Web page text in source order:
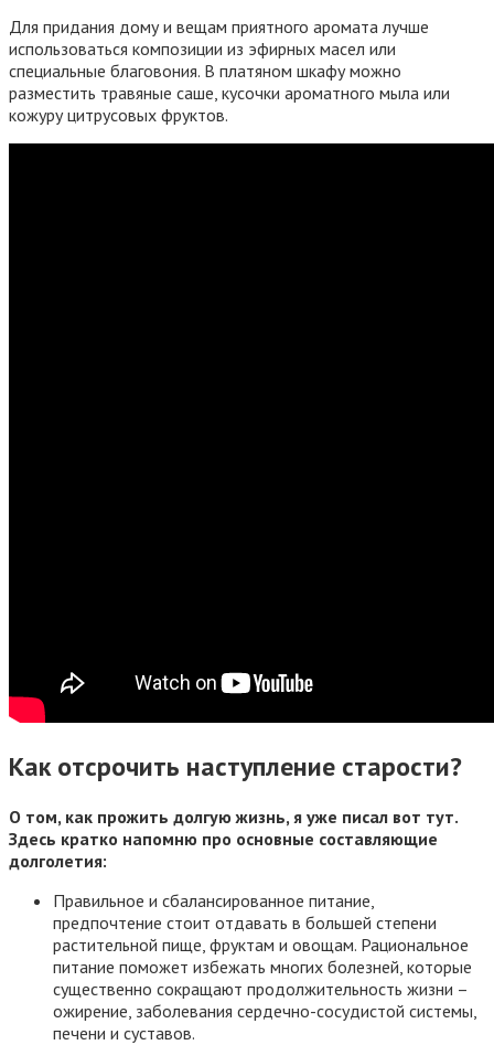
Для придания дому и вещам приятного аромата лучше
использоваться композиции из эфирных масел или
специальные благовония. В платяном шкафу можно
разместить травяные саше, кусочки ароматного мыла или
кожуру цитрусовых фруктов.
Как отсрочить наступление старости?
О том, как прожить долгую жизнь, я уже писал вот тут.
Здесь кратко напомню про основные составляющие
долголетия:
Правильное и сбалансированное питание,
предпочтение стоит отдавать в большей степени
растительной пище, фруктам и овощам. Рациональное
питание поможет избежать многих болезней, которые
существенно сокращают продолжительность жизни –
ожирение, заболевания сердечно-сосудистой системы,
печени и суставов.